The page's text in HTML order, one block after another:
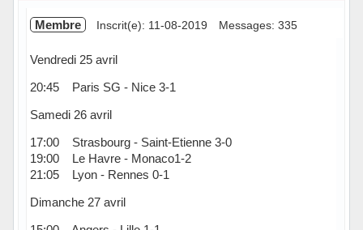
Membre Inscrit(e): 11-08-2019 Messages: 335
Vendredi 25 avril
20:45 Paris SG - Nice 3-1
Samedi 26 avril
17:00 Strasbourg - Saint-Etienne 3-0
19:00 Le Havre - Monaco1-2
21:05 Lyon - Rennes 0-1
Dimanche 27 avril